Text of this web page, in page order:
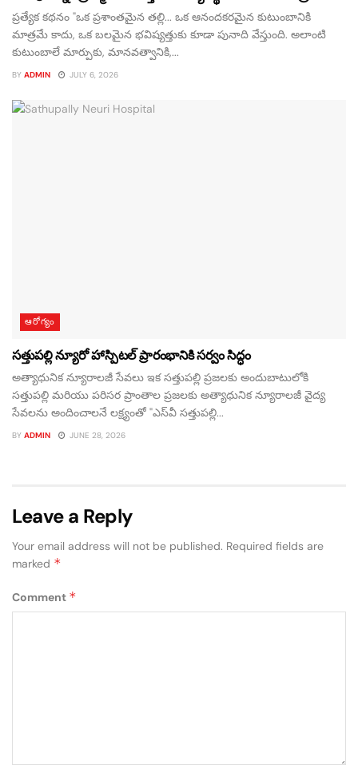
ప్రత్యేక కథనం "ఒక ప్రశాంతమైన తల్లి... ఒక ఆనందకరమైన కుటుంబానికి
మాత్రమే కాదు, ఒక బలమైన భవిష్యత్తుకు కూడా పునాది వేస్తుంది. అలాంటి
కుటుంబాలే మార్పుకు, మానవత్వానికి,...
BY ADMIN JULY 6, 2026
ఆరోగ్యం
సత్తుపల్లి న్యూరో హాస్పిటల్ ప్రారంభానికి సర్వం సిద్ధం
అత్యాధునిక న్యూరాలజీ సేవలు ఇక సత్తుపల్లి ప్రజలకు అందుబాటులోకి
సత్తుపల్లి మరియు పరిసర ప్రాంతాల ప్రజలకు అత్యాధునిక న్యూరాలజీ వైద్య
సేవలను అందించాలనే లక్ష్యంతో "ఎస్‌వీ సత్తుపల్లి...
BY ADMIN JUNE 28, 2026
Leave a Reply
Your email address will not be published. Required fields are
marked *
Comment *